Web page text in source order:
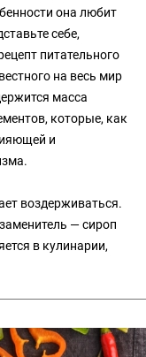
она любит
себе,
питательного
на весь мир
масса
которые, как
и
воздерживаться.
— сироп
в кулинарии,